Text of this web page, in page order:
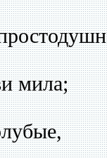
мила;